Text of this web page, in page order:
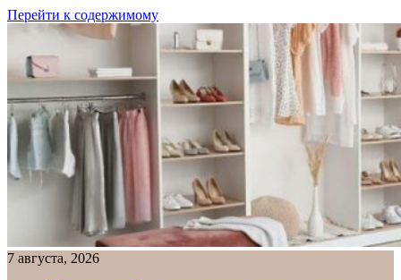
Перейти к содержимому
7 августа, 2026